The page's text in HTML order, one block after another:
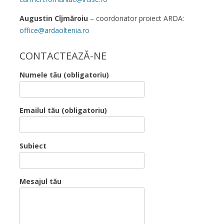
Augustin Cîjmăroiu – coordonator proiect ARDA:
office@ardaoltenia.ro
CONTACTEAZĂ-NE
Numele tău (obligatoriu)
Emailul tău (obligatoriu)
Subiect
Mesajul tău